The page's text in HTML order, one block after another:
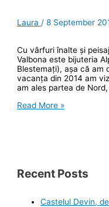
Laura /8 September
Cu vârfuri înalte și
Valbona este bijuteria
Blestemați), așa că am
vacanța din 2014 am
am ales partea de
O
Read More »
Recent Posts
Castelul Devin,